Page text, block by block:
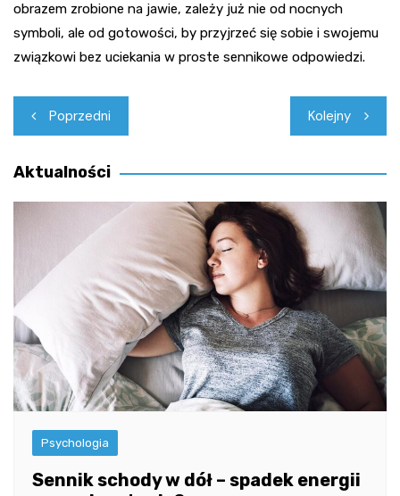
obrazem zrobione na jawie, zależy już nie od nocnych
symboli, ale od gotowości, by przyjrzeć się sobie i swojemu
związkowi bez uciekania w proste sennikowe odpowiedzi.
Nawigacja
wpisu
Poprzedni Kolejny
Aktualności
Psychologia
Sennik schody w dół – spadek energii